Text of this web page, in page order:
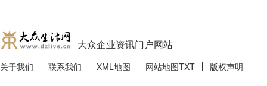
大众企业资讯门户网站
关于我们 联系我们 XML地图 网站地图TXT 版权声明